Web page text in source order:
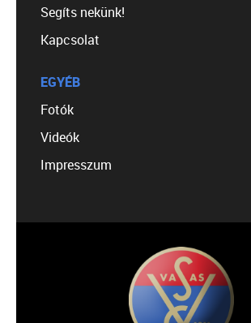
Segíts nekünk!
Kapcsolat
EGYÉB
Fotók
Videók
Impresszum